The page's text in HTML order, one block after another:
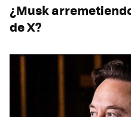
¿Musk
de X?